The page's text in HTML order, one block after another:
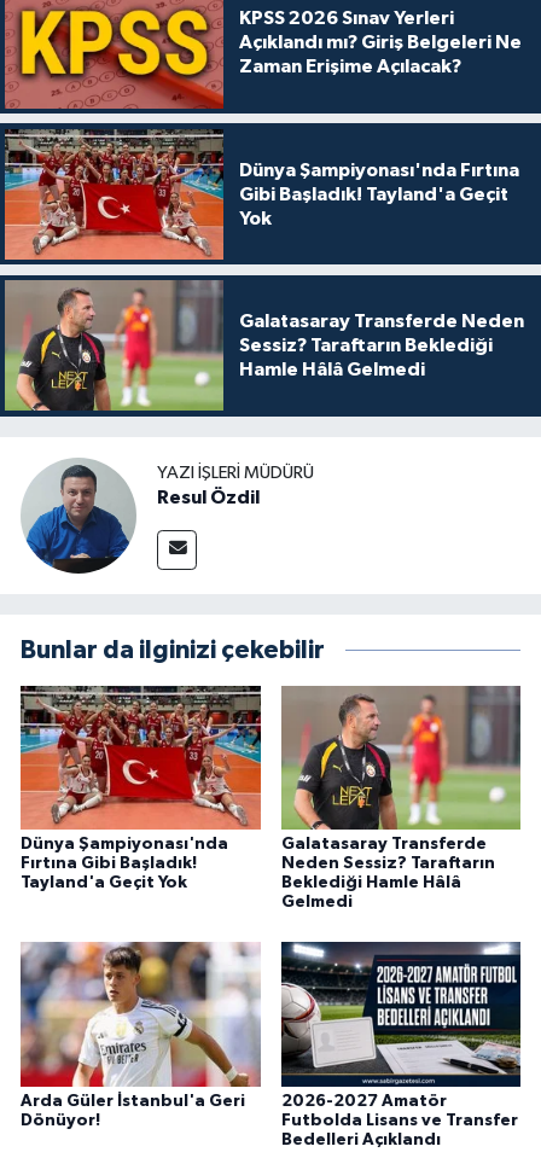
KPSS 2026 Sınav Yerleri
Açıklandı mı? Giriş Belgeleri Ne
Zaman Erişime Açılacak?
Dünya Şampiyonası'nda Fırtına
Gibi Başladık! Tayland'a Geçit
Yok
Galatasaray Transferde Neden
Sessiz? Taraftarın Beklediği
Hamle Hâlâ Gelmedi
YAZI İŞLERI MÜDÜRÜ
Resul Özdil
Bunlar da ilginizi çekebilir
Dünya Şampiyonası'nda
Fırtına Gibi Başladık!
Tayland'a Geçit Yok
Galatasaray Transferde
Neden Sessiz? Taraftarın
Beklediği Hamle Hâlâ
Gelmedi
Arda Güler İstanbul'a Geri
Dönüyor!
2026-2027 Amatör
Futbolda Lisans ve Transfer
Bedelleri Açıklandı